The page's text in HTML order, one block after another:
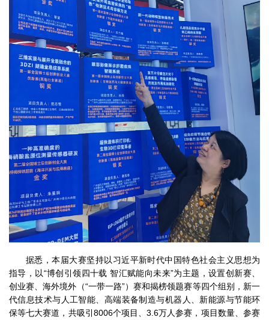
据悉，本届大赛坚持以习近平新时代中国特色社会主义思想为
指导，以“博创引领四十载 智汇赋能向未来”为主题，设置创新赛、
创业赛、海外境外（“一带一路”）赛和揭榜领题赛等四个组别，新一
代信息技术与人工智能、高端装备制造与机器人、新能源与节能环
保等七大赛道，共吸引8006个项目、3.6万人参赛，项目数量、参赛